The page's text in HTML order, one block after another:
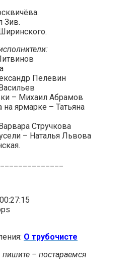
Зив.
Пелевин
– Михаил Абрамов
ярмарке – Татьяна
Стручкова
– Наталья Львова
О трубочисте
пишите – постараемся